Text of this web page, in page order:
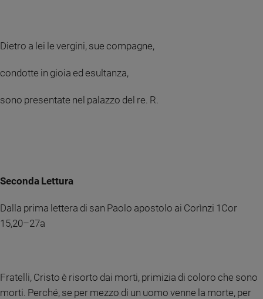
giovani
Bioetica
Video
Privacy
Dietro a lei le vergini, sue compagne,
condotte in gioia ed esultanza,
sono presentate nel palazzo del re. R.
Seconda Lettura
Dalla prima lettera di san Paolo apostolo ai Corìnzi 1Cor
15,20–27a
Fratelli, Cristo è risorto dai morti, primizia di coloro che sono
morti. Perché, se per mezzo di un uomo venne la morte, per